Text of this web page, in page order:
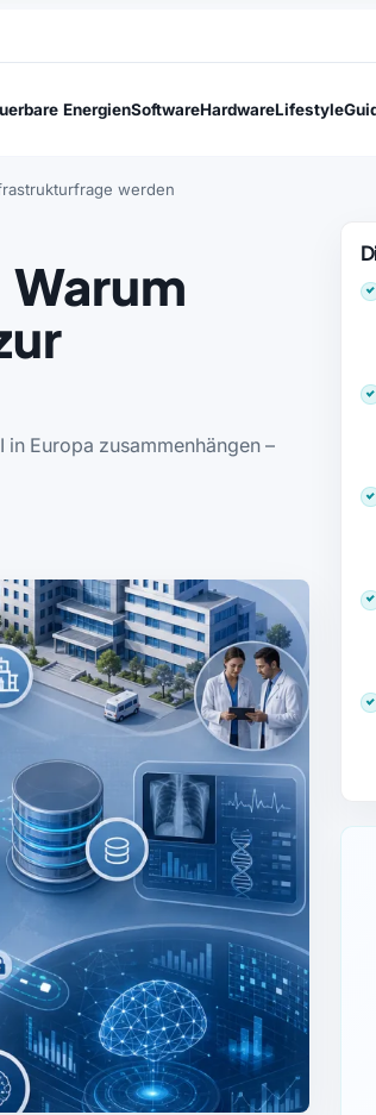
EnergienSoftwareHardwareLifestyle
werden
Europa zusammenhängen –